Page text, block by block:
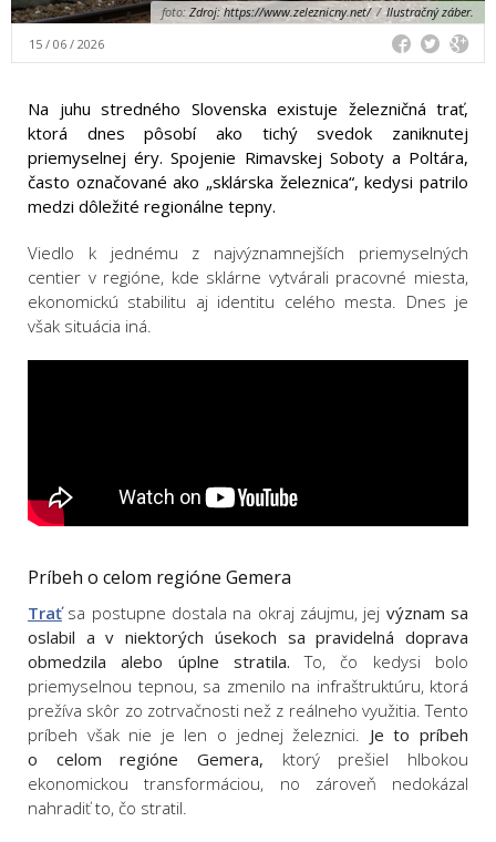
foto: Zdroj: https://www.zeleznicny.net/ / Ilustračný záber.
15 / 06 / 2026
Na juhu stredného Slovenska existuje železničná trať,
ktorá dnes pôsobí ako tichý svedok zaniknutej
priemyselnej éry. Spojenie Rimavskej Soboty a Poltára,
často označované ako „sklárska železnica“, kedysi patrilo
medzi dôležité regionálne tepny.
Viedlo k jednému z najvýznamnejších priemyselných
centier v regióne, kde sklárne vytvárali pracovné miesta,
ekonomickú stabilitu aj identitu celého mesta. Dnes je
však situácia iná.
Príbeh o celom regióne Gemera
Traťsa postupne dostala na okraj záujmu, jej význam sa
oslabil a v niektorých úsekoch sa pravidelná doprava
obmedzila alebo úplne stratila. To, čo kedysi bolo
priemyselnou tepnou, sa zmenilo na infraštruktúru, ktorá
prežíva skôr zo zotrvačnosti než z reálneho využitia. Tento
príbeh však nie je len o jednej železnici. Je to príbeh
o celom regióne Gemera, ktorý prešiel hlbokou
ekonomickou transformáciou, no zároveň nedokázal
nahradiť to, čo stratil.